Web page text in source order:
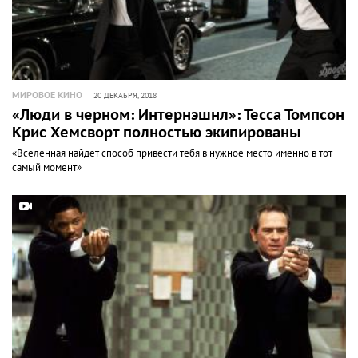
МИРОВОЕ КИНО 20 ДЕКАБРЯ, 2018
«Люди в черном: Интернэшнл»: Тесса Томпсон и
Крис Хемсворт полностью экипированы
«Вселенная найдет способ привести тебя в нужное место именно в тот
самый момент»